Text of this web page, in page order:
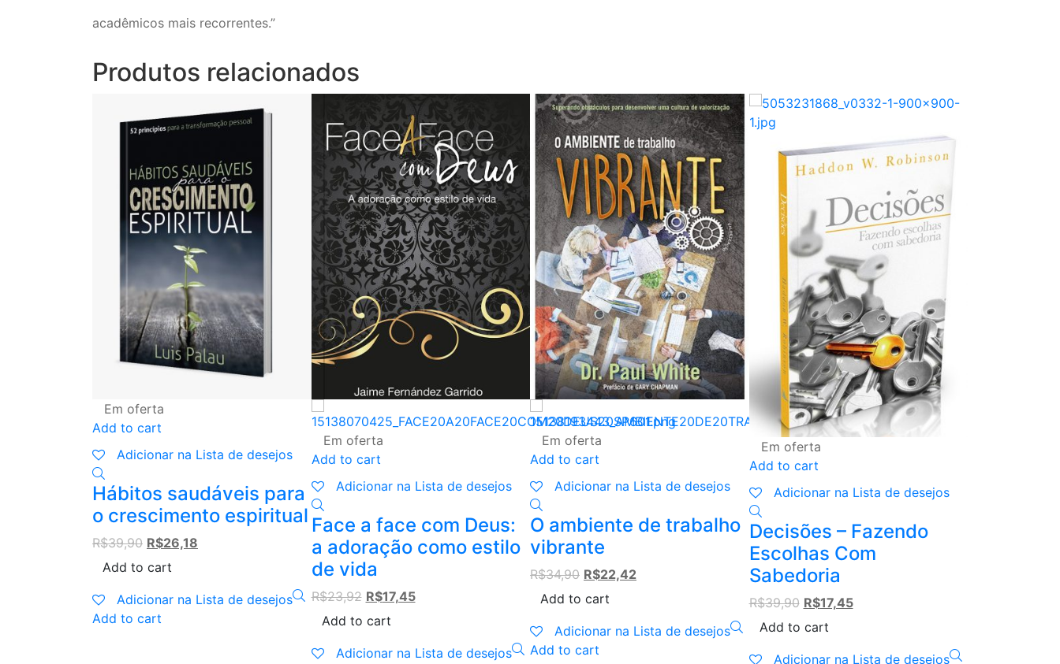
acadêmicos mais recorrentes.”
Produtos relacionados
Em oferta
Add to cart
Adicionar na Lista de desejos
Hábitos saudáveis para
o crescimento espiritual
R$39,90 Original
price
R$39,90.
R$26,18
R$26,18.
Add to cart
Adicionar na Lista de desejos
Add to cart
Em oferta
Add to cart
Adicionar na Lista de desejos
Face a face com Deus:
a adoração como estilo
de vida
R$23,92 Original
price
R$23,92.
R$17,45Current
R$17,45.
Add to cart
Adicionar na Lista de desejos
Em oferta
Add to cart
Adicionar na Lista de desejos
O ambiente de trabalho
vibrante
R$34,90 Original
price
R$34,90.
R$22,42Current
R$22,42.
Add to cart
Adicionar na Lista de desejos
Add to cart
Em oferta
Add to cart
Adicionar na Lista de desejos
Decisões – Fazendo
Escolhas Com
Sabedoria
R$39,90 Original
price
R$39,90.
R$17,45Current
R$17,45.
Add to cart
Adicionar na Lista de desejos